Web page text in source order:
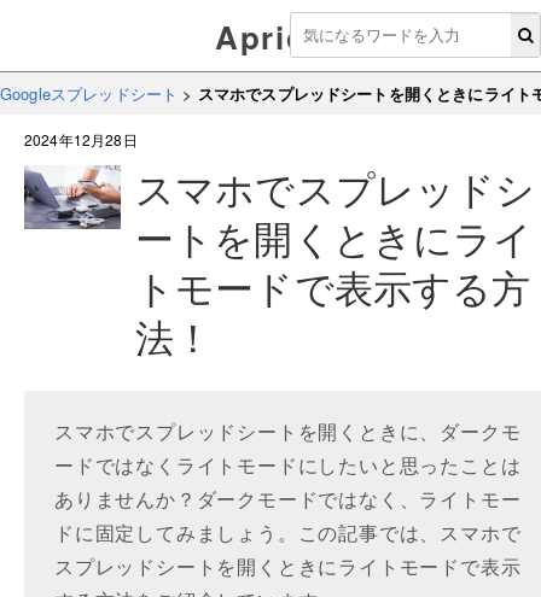
Aprico
Googleスプレッドシート > スマホでスプレッドシートを開くときにライト
2024年12月28日
スマホでスプレッドシ
ートを開くときにライ
トモードで表示する方
法！
スマホでスプレッドシートを開くときに、ダークモ
ードではなくライトモードにしたいと思ったことは
ありませんか？ダークモードではなく、ライトモー
ドに固定してみましょう。この記事では、スマホで
スプレッドシートを開くときにライトモードで表示